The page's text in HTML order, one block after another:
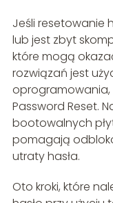
Jeśli resetowanie
lub jest zbyt
które mogą
rozwiązań jest
oprogramowania,
Password Reset.
bootowalnych
pomagają
utraty hasła.
Oto kroki, które